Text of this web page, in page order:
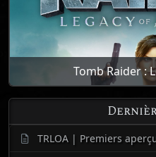
Tomb Raider :
TRLOA | Premiers